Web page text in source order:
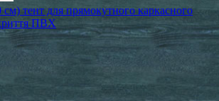
тент для прямокутного каркасного
ПВХ